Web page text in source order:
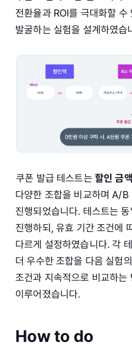
전환율과 ROI를 극대화할 수
발굴하는 실험을 설계하였습
쿠폰 발급 테스트는 할인 금
다양한 조합을 비교하며 A/B
진행되었습니다. 테스트는
진행하되, 유효 기간 조건에
다르게 설정하였습니다. 각
더 우수한 조합을 다음 실험
조건과 지속적으로 비교하는
이루어졌습니다.
How to do